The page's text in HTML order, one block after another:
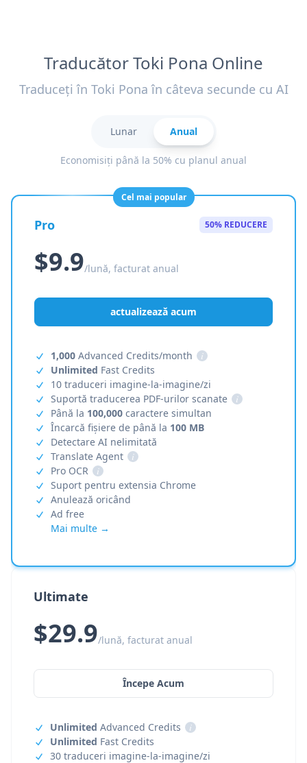
Traducător Toki Pona Online
Traduceți în Toki Pona în câteva secunde cu AI
Lunar Anual
Economisiți până la 50% cu planul anual
Cel mai popular
Pro 50% REDUCERE
$9.9/lună, facturat anual
actualizează acum
1,000 Advanced Credits/month
i
Unlimited Fast Credits
10 traduceri imagine-la-imagine/zi
Suportă traducerea PDF-urilor scanate
i
Până la 100,000 caractere simultan
Încarcă fișiere de până la 100 MB
Detectare AI nelimitată
Translate Agent
i
Pro OCR
i
Suport pentru extensia Chrome
Anulează oricând
Ad free
Mai multe →
Ultimate
$29.9/lună, facturat anual
Începe Acum
Unlimited Advanced Credits
i
Unlimited Fast Credits
30 traduceri imagine-la-imagine/zi